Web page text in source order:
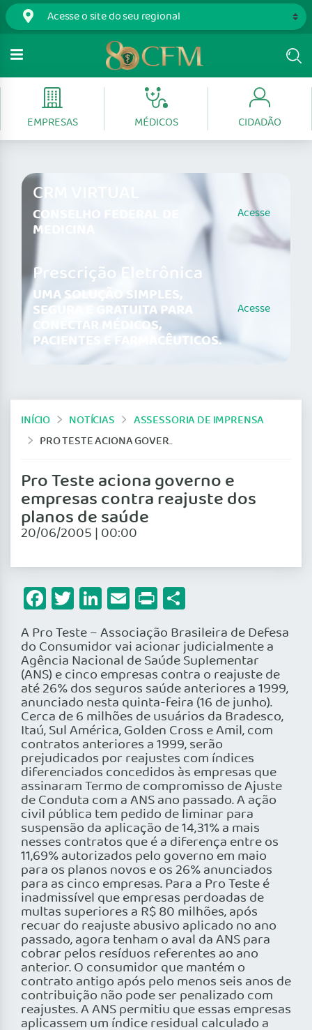
EMPRESAS MÉDICOS CIDADÃO
CRM VIRTUAL
CONSELHO FEDERAL DE
MEDICINA
Acesse
Prescrição Eletrônica
UMA SOLUÇÃO SIMPLES,
SEGURA E GRATUITA PARA
CONECTAR MÉDICOS,
PACIENTES E FARMACÊUTICOS.
Acesse
INÍCIO NOTÍCIAS
ASSESSORIA DE IMPRENSA
PRO TESTE ACIONA GOVERNO E EMPRESAS CONTRA REAJUSTE DOS PLANOS DE SAÚDE
Pro Teste aciona governo e
empresas contra reajuste dos
planos de saúde
20/06/2005 | 00:00
Facebook
Twitter
LinkedIn
Email
Print
A Pro Teste – Associação Brasileira de Defesa
do Consumidor vai acionar judicialmente a
Agência Nacional de Saúde Suplementar
(ANS) e cinco empresas contra o reajuste de
até 26% dos seguros saúde anteriores a 1999,
anunciado nesta quinta-feira (16 de junho).
Cerca de 6 milhões de usuários da Bradesco,
Itaú, Sul América, Golden Cross e Amil, com
contratos anteriores a 1999, serão
prejudicados por reajustes com índices
diferenciados concedidos às empresas que
assinaram Termo de compromisso de Ajuste
de Conduta com a ANS ano passado. A ação
civil pública tem pedido de liminar para
suspensão da aplicação de 14,31% a mais
nesses contratos que é a diferença entre os
11,69% autorizados pelo governo em maio
para os planos novos e os 26% anunciados
para as cinco empresas. Para a Pro Teste é
inadmissível que empresas perdoadas de
multas superiores a R$ 80 milhões, após
recuar do reajuste abusivo aplicado no ano
passado, agora tenham o aval da ANS para
cobrar pelos resíduos referentes ao ano
anterior. O consumidor que mantém o
contrato antigo após pelo menos seis anos de
contribuição não pode ser penalizado com
reajustes. A ANS permitiu que essas empresas
aplicassem um índice residual calculado a